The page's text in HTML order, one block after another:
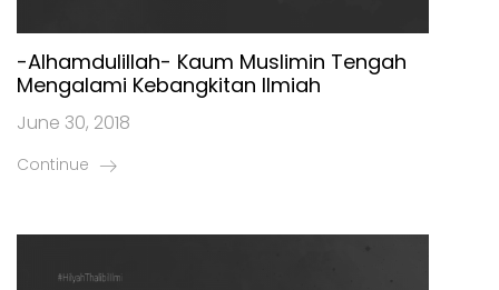
-Alhamdulillah- Kaum Muslimin Tengah
Mengalami Kebangkitan Ilmiah
June 30, 2018
Continue